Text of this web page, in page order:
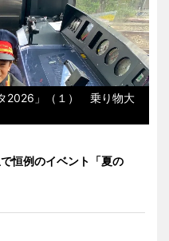
2026」（１） 乗り物大
恒例のイベント「夏の